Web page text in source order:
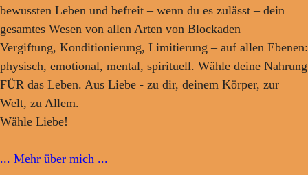
bewussten Leben und befreit – wenn du es zulässt – dein
gesamtes Wesen von allen Arten von Blockaden –
Vergiftung, Konditionierung, Limitierung – auf allen Ebenen:
physisch, emotional, mental, spirituell. Wähle deine Nahrung
FÜR das Leben. Aus Liebe - zu dir, deinem Körper, zur
Welt, zu Allem.
Wähle Liebe!
... Mehr über mich ...